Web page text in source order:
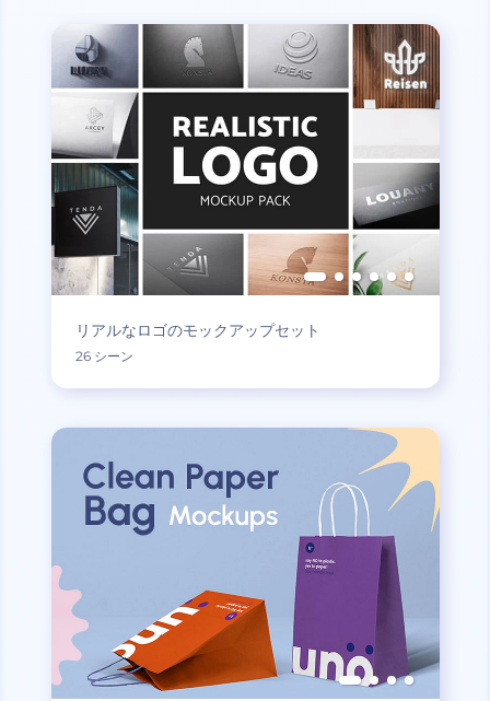
リアルなロゴのモックアップセット
26 シーン